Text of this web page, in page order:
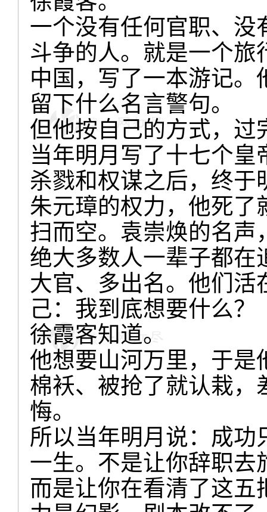
一个没有任何官职、没
斗争的人。就是一个
中国，写了一本游记
留下什么名言警句。
但他按自己的方式，过
当年明月写了十七个
杀戮和权谋之后，终
朱元璋的权力，他死了
扫而空。袁崇焕的名声
绝大多数人一辈子都在
大官、多出名。他们
己：我到底想要什么？
徐霞客知道。
他想要山河万里，于是
棉袄、被抢了就认栽，
悔。
所以当年明月说：成
一生。不是让你辞职去
而是让你在看清了这